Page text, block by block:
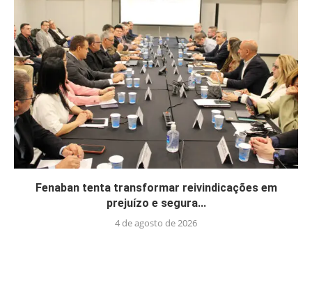
Fenaban tenta transformar reivindicações em
prejuízo e segura...
4 de agosto de 2026